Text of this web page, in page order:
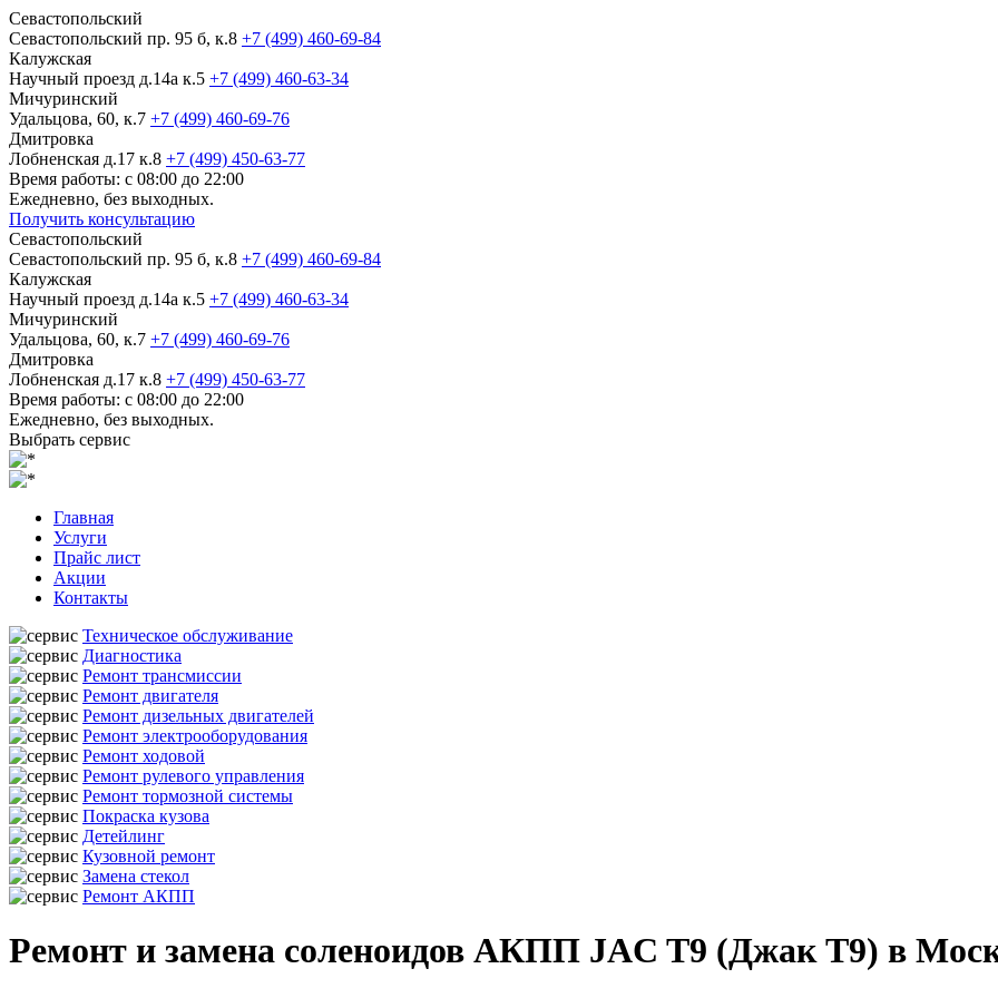
Севастопольский
Севастопольский пр. 95 б, к.8 +7 (499) 460-69-84
Калужская
Научный проезд д.14а к.5 +7 (499) 460-63-34
Мичуринский
Удальцова, 60, к.7 +7 (499) 460-69-76
Дмитровка
Лобненская д.17 к.8 +7 (499) 450-63-77
Время работы: с 08:00 до 22:00
Ежедневно, без выходных.
Получить консультацию
Севастопольский
Севастопольский пр. 95 б, к.8 +7 (499) 460-69-84
Калужская
Научный проезд д.14а к.5 +7 (499) 460-63-34
Мичуринский
Удальцова, 60, к.7 +7 (499) 460-69-76
Дмитровка
Лобненская д.17 к.8 +7 (499) 450-63-77
Время работы: с 08:00 до 22:00
Ежедневно, без выходных.
Выбрать сервис
Главная
Услуги
Прайс лист
Акции
Контакты
Техническое обслуживание
Диагностика
Ремонт трансмиссии
Ремонт двигателя
Ремонт дизельных двигателей
Ремонт электрооборудования
Ремонт ходовой
Ремонт рулевого управления
Ремонт тормозной системы
Покраска кузова
Детейлинг
Кузовной ремонт
Замена стекол
Ремонт АКПП
Ремонт и замена соленоидов АКПП JAC T9 (Джак Т9) в